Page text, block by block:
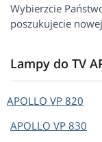
Wybierzcie
poszukujecie
Lampy do TV
APOLLO VP 820
APOLLO VP 830